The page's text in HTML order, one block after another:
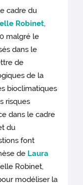
cadre du
Robinet,
malgré le
dans le
de
de la
bioclimatiques
risques
dans le cadre
du
font
de Laura
Robinet,
modéliser la